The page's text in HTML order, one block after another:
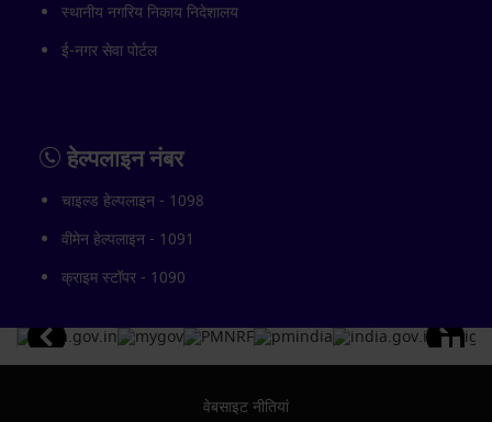
स्थानीय नगरिय निकाय निदेशालय
ई-नगर सेवा पोर्टल
हेल्पलाइन नंबर
चाइल्ड हेल्पलाइन - 1098
वीमेन हेल्पलाइन - 1091
क्राइम स्टॉपर - 1090
वेबसाइट नीतियां